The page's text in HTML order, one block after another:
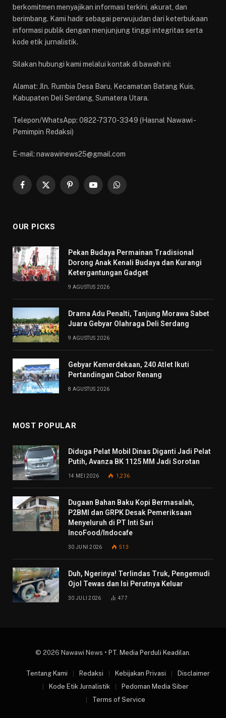
berkomitmen menyajikan informasi terkini, akurat, dan
berimbang. Kami hadir sebagai perwujudan dari keterbukaan
informasi publik dengan menjunjung tinggi integritas serta
kode etik jurnalistik.
Silakan hubungi kami melalui kontak di bawah ini:
Alamat: Jln. Rumbia Desa Baru, Kecamatan Batang Kuis,
Kabupaten Deli Serdang, Sumatera Utara.
Telepon/WhatsApp: 0822-7370-3349 (Hasnal Nawawi -
Pemimpin Redaksi)
E-mail: nawawinews25@gmail.com
Facebook
X
PinterestYouTubeWhatsApp
OUR PICKS
Pekan Budaya Permainan Tradisional
Dorong Anak Kenali Budaya dan Kurangi
Ketergantungan Gadget
9 AGUSTUS 2026
Drama Adu Penalti, Tanjung Morawa Sabet
Juara Gebyar Olahraga Deli Serdang
9 AGUSTUS 2026
Gebyar Kemerdekaan, 240 Atlet Ikuti
Pertandingan Cabor Renang
8 AGUSTUS 2026
MOST POPULAR
Diduga Pelat Mobil Dinas Diganti Jadi Pelat
Putih, Avanza BK 1125 MM Jadi Sorotan
14 MEI 2026 1,236
Dugaan Bahan Baku Kopi Bermasalah,
P2BMI dan GRPK Desak Pemeriksaan
Menyeluruh di PT Inti Sari
IncoFood/Indocafe
30 JUNI 2026 513
Duh, Ngerinya! Terlindas Truk, Pengemudi
Ojol Tewas dan Isi Perutnya Keluar
30 JULI 2026 477
© 2026 Nawawi News • PT. Media Perduli Keadilan
Tentang Kami Redaksi Kebijakan Privasi
Disclaimer
Kode Etik Jurnalistik
Pedoman Media Siber
Terms of Service